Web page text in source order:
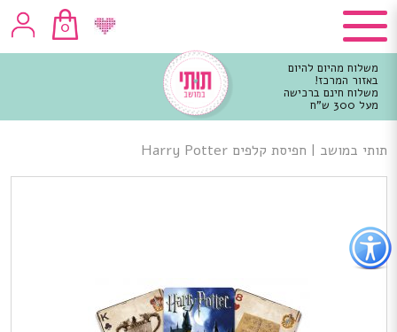
כפתור
לפתיחת
תפריט
נגישות
0
משלוח מהיום להיום
באזור המרכז!
משלוח חינם ברכישה
מעל 300 ש"ח
מרכזי
תותי במושב | חפיסת קלפים Harry Potter